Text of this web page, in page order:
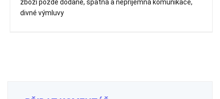
zboží pozdě dodané, špatná a nepříjemná komunikace,
divné výmluvy